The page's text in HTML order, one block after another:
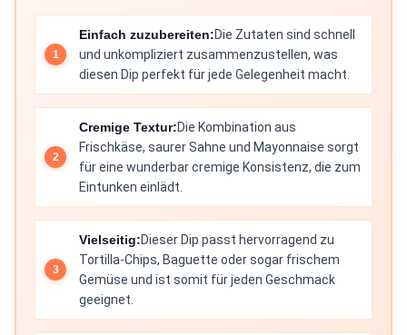
Einfach zuzubereiten:Die Zutaten sind schnell
und unkompliziert zusammenzustellen, was
diesen Dip perfekt für jede Gelegenheit macht.
Cremige Textur:Die Kombination aus
Frischkäse, saurer Sahne und Mayonnaise sorgt
für eine wunderbar cremige Konsistenz, die zum
Eintunken einlädt.
Vielseitig:Dieser Dip passt hervorragend zu
Tortilla-Chips, Baguette oder sogar frischem
Gemüse und ist somit für jeden Geschmack
geeignet.